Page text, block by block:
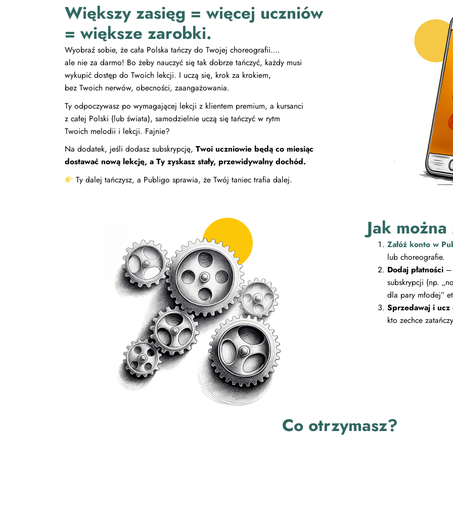
Większy zasięg = więcej uczniów
= większe zarobki.
Wyobraź sobie, że cała Polska tańczy do Twojej choreografii….
ale nie za darmo! Bo żeby nauczyć się tak dobrze tańczyć, każdy musi
wykupić dostęp do Twoich lekcji. I uczą się, krok za krokiem,
bez Twoich nerwów, obecności, zaangażowania.
Ty odpoczywasz po wymagającej lekcji z klientem premium, a kursanci
z całej Polski (lub świata), samodzielnie uczą się tańczyć w rytm
Twoich melodii i lekcji. Fajnie?
Na dodatek, jeśli dodasz subskrypcję, Twoi uczniowie będą co miesiąc
dostawać nową lekcję, a Ty zyskasz stały, przewidywalny dochód.
Ty dalej tańczysz, a Publigo sprawia, że Twój taniec trafia dalej.
Jak
Załóż konto w
lub choreografie.
Dodaj płatności –
subskrypcji (np.
dla pary młodej”
Sprzedawaj i ucz
kto zechce
Co otrzymasz?